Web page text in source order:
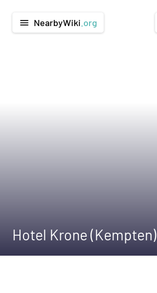
menu NearbyWiki .org
Hotel Krone (Kempten)